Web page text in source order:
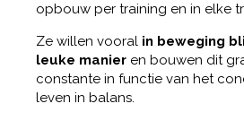
opbouw per training en in elke
Ze willen vooral in beweging
leuke manier en bouwen dit
constante in functie van het
leven in balans.